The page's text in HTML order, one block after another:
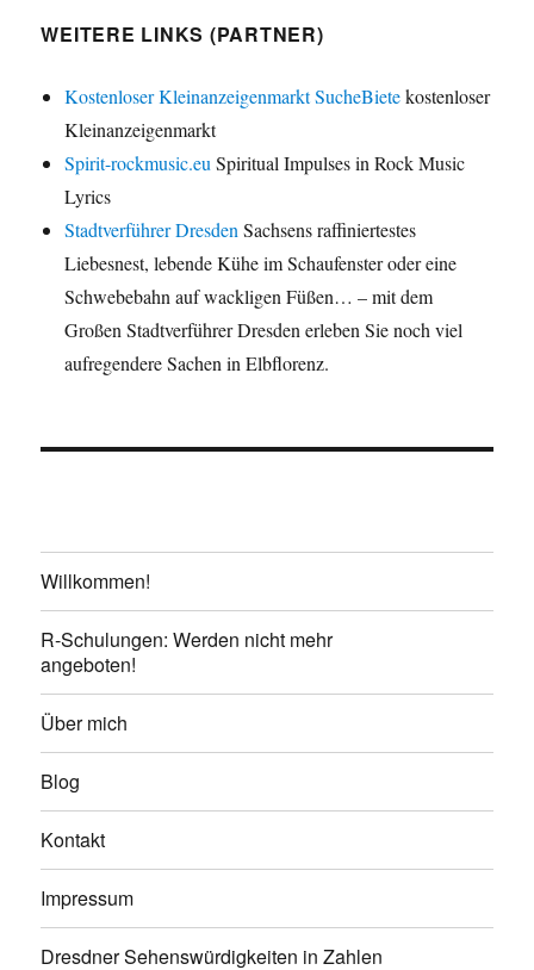
WEITERE LINKS (PARTNER)
Kostenloser Kleinanzeigenmarkt SucheBietekostenloser
Kleinanzeigenmarkt
Spirit-rockmusic.eu Spiritual Impulses in Rock Music
Lyrics
Stadtverführer Dresden Sachsens raffiniertestes
Liebesnest, lebende Kühe im Schaufenster oder eine
Schwebebahn auf wackligen Füßen… – mit dem
Großen Stadtverführer Dresden erleben Sie noch viel
aufregendere Sachen in Elbflorenz.
Willkommen!
R-Schulungen: Werden nicht mehr
angeboten!
Über mich
Blog
Kontakt
Impressum
Dresdner Sehenswürdigkeiten in Zahlen